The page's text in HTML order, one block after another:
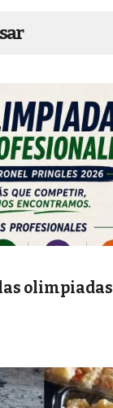
olimpiadas